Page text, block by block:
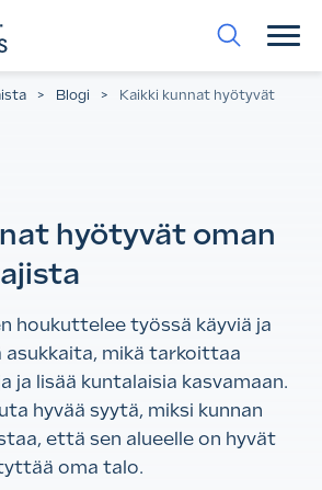
> Blogi >
Kaikki kunnat hyötyvät
hyötyvät oman
houkuttelee työssä käyviä ja
asukkaita, mikä tarkoittaa
ja lisää kuntalaisia kasvamaan.
hyvää syytä, miksi kunnan
että sen alueelle on hyvät
oma talo.